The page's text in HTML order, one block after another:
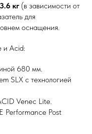
кг (в зависимости от
для
оснащения.
и Acid:
680 мм.
SLX с технологией
Venec Lite.
Performance Post